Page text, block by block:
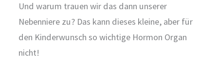
Und warum trauen wir das dann unserer
Nebenniere zu? Das kann dieses kleine, aber für
den Kinderwunsch so wichtige Hormon Organ
nicht!